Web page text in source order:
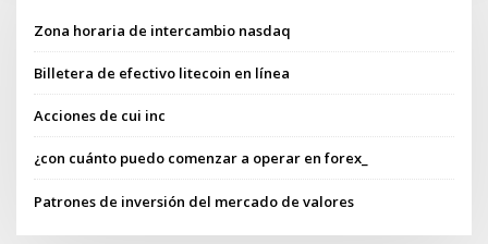
Zona horaria de intercambio nasdaq
Billetera de efectivo litecoin en línea
Acciones de cui inc
¿con cuánto puedo comenzar a operar en forex_
Patrones de inversión del mercado de valores